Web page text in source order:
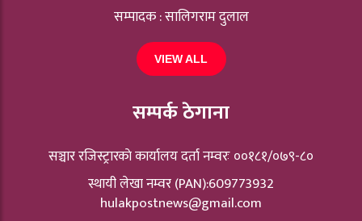
सम्पादक : सालिगराम दुलाल
VIEW ALL
सम्पर्क ठेगाना
सञ्चार रजिस्ट्रारकाे कार्यालय दर्ता नम्वरः ००१८१/०७९-८०
स्थायी लेखा नम्वर (PAN):609773932
hulakpostnews@gmail.com